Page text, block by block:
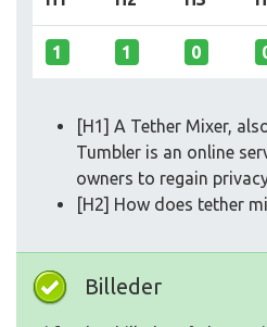
1 1 0
[H1] A Tether Mixer,
Tumbler is an online
owners to regain
[H2] How does tether
Billeder